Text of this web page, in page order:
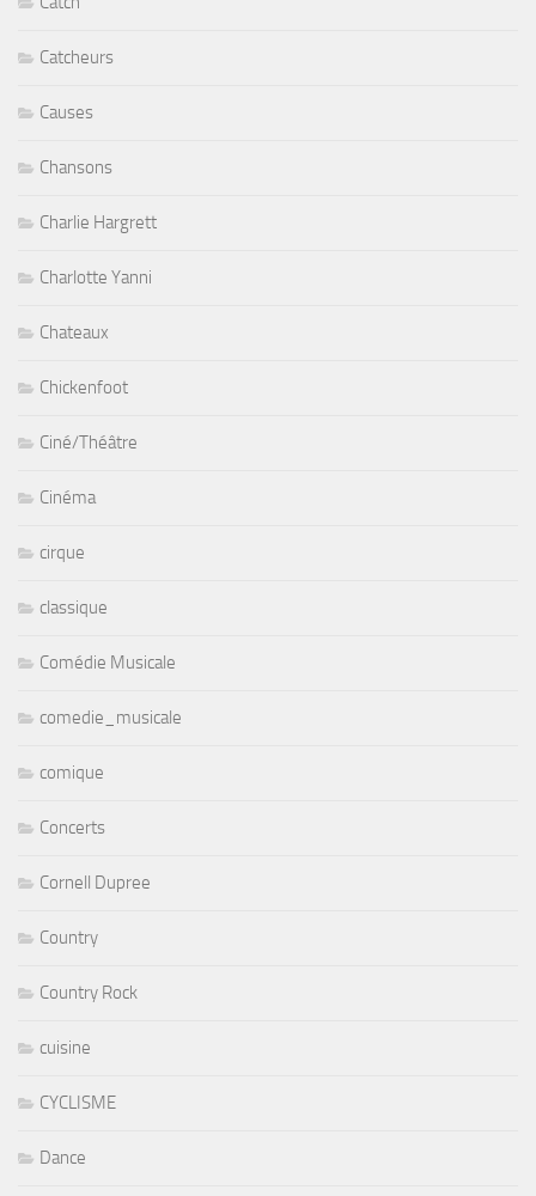
Catcheurs
Causes
Chansons
Charlie Hargrett
Charlotte Yanni
Chateaux
Chickenfoot
Ciné/Théâtre
Cinéma
cirque
classique
Comédie Musicale
comedie_musicale
comique
Concerts
Cornell Dupree
Country
Country Rock
cuisine
CYCLISME
Dance